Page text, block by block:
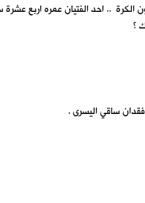
الكرة .. احد الفتيان عمره اربع
؟
ساقي اليسرى .